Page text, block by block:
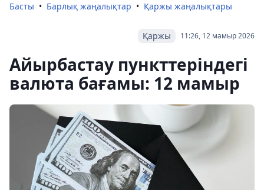
Басты Барлық жаңалықтар Қаржы жаңалықтары
11:26, 12 мамыр 2026
Қаржы
Айырбастау пункттеріндегі
валюта бағамы: 12 мамыр